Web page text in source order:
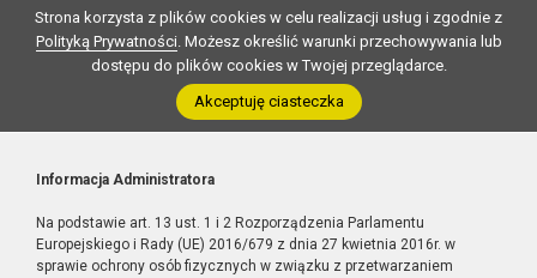
Strona korzysta z plików cookies w celu realizacji usług i zgodnie z
Polityką Prywatności. Możesz określić warunki przechowywania lub
dostępu do plików cookies w Twojej przeglądarce.
Akceptuję ciasteczka
Informacja Administratora
Na podstawie art. 13 ust. 1 i 2 Rozporządzenia Parlamentu
Europejskiego i Rady (UE) 2016/679 z dnia 27 kwietnia 2016r. w
sprawie ochrony osób fizycznych w związku z przetwarzaniem